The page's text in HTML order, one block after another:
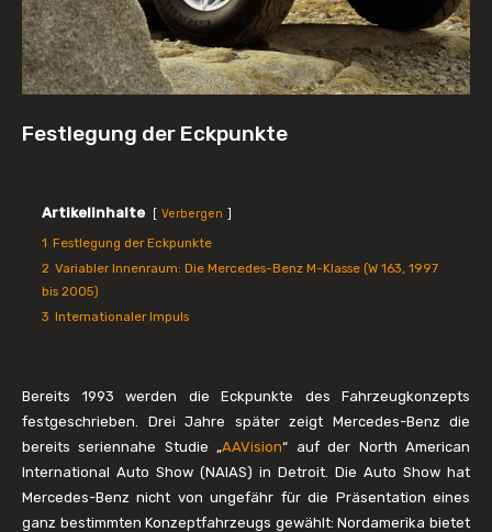
Festlegung der Eckpunkte
Artikelinhalte Verbergen
1 Festlegung der Eckpunkte
2 Variabler Innenraum: Die Mercedes-Benz M-Klasse (W 163, 1997
bis 2005)
3 Internationaler Impuls
Bereits 1993 werden die Eckpunkte des Fahrzeugkonzepts
festgeschrieben. Drei Jahre später zeigt Mercedes-Benz die
bereits seriennahe Studie „AAVision“ auf der North American
International Auto Show (NAIAS) in Detroit. Die Auto Show hat
Mercedes-Benz nicht von ungefähr für die Präsentation eines
ganz bestimmten Konzeptfahrzeugs gewählt: Nordamerika bietet